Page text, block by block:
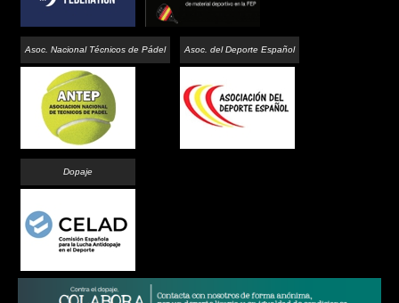
Asoc. Nacional Técnicos de Pádel Asoc. del Deporte Español
Dopaje